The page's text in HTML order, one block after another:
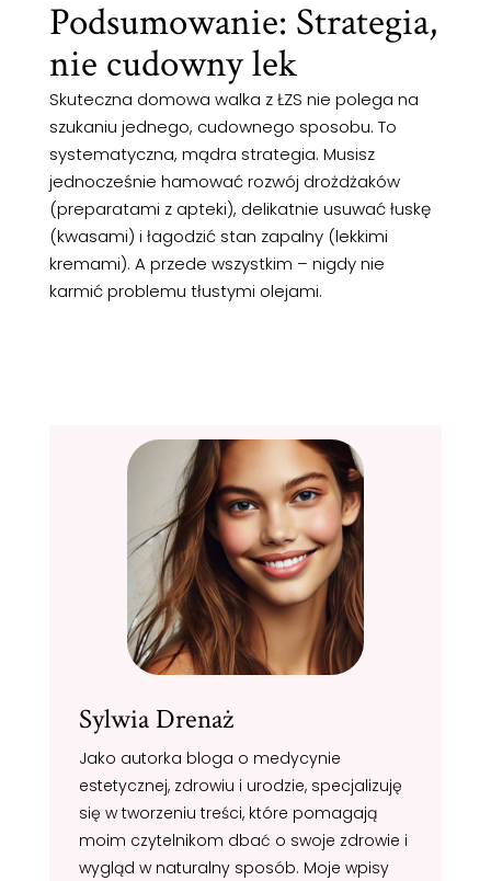
Podsumowanie: Strategia,
nie cudowny lek
Skuteczna domowa walka z ŁZS nie polega na
szukaniu jednego, cudownego sposobu. To
systematyczna, mądra strategia. Musisz
jednocześnie hamować rozwój drożdżaków
(preparatami z apteki), delikatnie usuwać łuskę
(kwasami) i łagodzić stan zapalny (lekkimi
kremami). A przede wszystkim – nigdy nie
karmić problemu tłustymi olejami.
Sylwia Drenaż
Jako autorka bloga o medycynie
estetycznej, zdrowiu i urodzie, specjalizuję
się w tworzeniu treści, które pomagają
moim czytelnikom dbać o swoje zdrowie i
wygląd w naturalny sposób. Moje wpisy